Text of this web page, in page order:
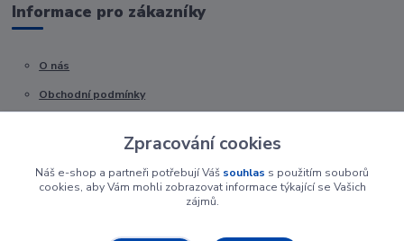
Informace pro zákazníky
O nás
Obchodní podmínky
Zpracování cookies
Náš e-shop a partneři potřebují Váš souhlas s použitím souborů
cookies, aby Vám mohli zobrazovat informace týkající se Vašich
zájmů.